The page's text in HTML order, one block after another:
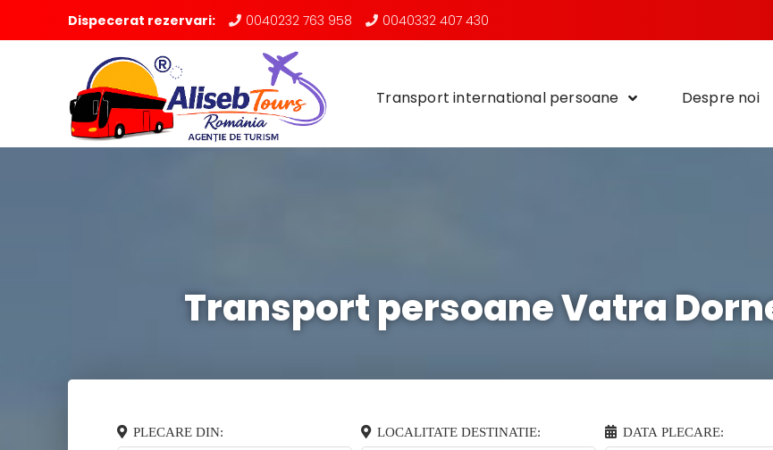
Dispecerat rezervari: 0040232 763 958 0040332 407 430
Transport international persoane Despre noi
Transport persoane Vatra
PLECARE DIN: LOCALITATE DESTINATIE: DATA PLECARE: